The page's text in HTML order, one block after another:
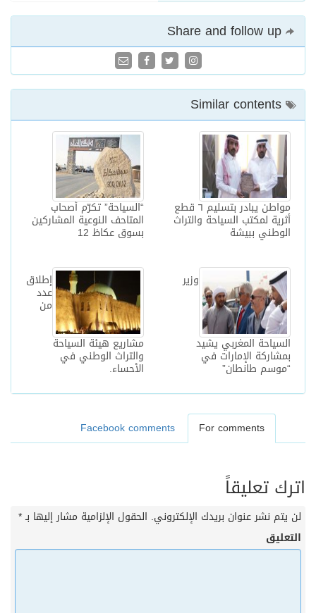
“السياحة” تكرّم أصحاب
المتاحف النوعية المشاركين
بسوق عكاظ 12
مواطن يبادر بتسليم ٦ قطع
أثرية لمكتب السياحة والتراث
الوطني ببيشة
إطلاق
عدد
من
مشاريع هيئة السياحة
والتراث الوطني في
الأحساء.
وزير
السياحة المغربي يشيد
بمشاركة الإمارات في
“موسم طانطان”
For comments
Facebook comments
اترك تعليقاً
لن يتم نشر عنوان بريدك الإلكتروني. الحقول الإلزامية مشار إليها بـ*
التعليق